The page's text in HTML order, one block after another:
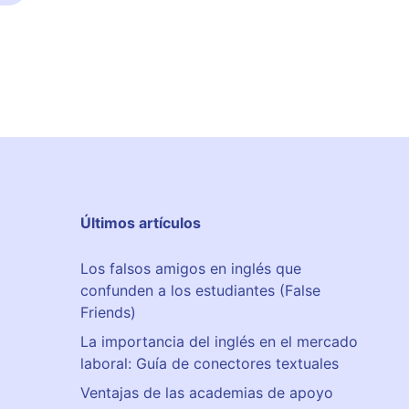
Últimos artículos
Los falsos amigos en inglés que
confunden a los estudiantes (False
Friends)
La importancia del inglés en el mercado
laboral: Guía de conectores textuales
Ventajas de las academias de apoyo